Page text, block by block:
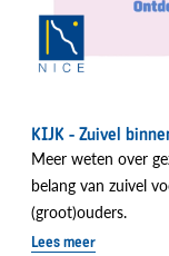
KIJK - Zuivel
Meer weten over
belang van zuivel
(groot)ouders.
Lees meer